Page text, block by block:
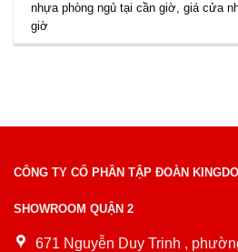
nhựa phòng ngủ tại cần giờ,giá cửa
giờ
CÔNG TY CỔ PHẦN TẬP ĐOÀN
SHOWROOM QUẬN 2
671 Nguyễn Duy Trinh ,